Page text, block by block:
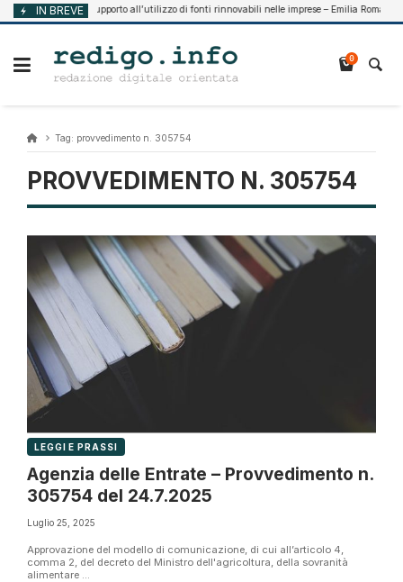
Vai
al
IN BREVE
Agosto 7, 2026 Supporto all’utilizzo di fonti rinnovabili nelle imprese – Emilia Romagna
0
Tag: provvedimento n. 305754
PROVVEDIMENTO N. 305754
LEGGI E PRASSI
Agenzia delle Entrate – Provvedimento n.
305754 del 24.7.2025
Luglio 25, 2025
Approvazione del modello di comunicazione, di cui all’articolo 4,
comma 2, del decreto del Ministro dell'agricoltura, della sovranità
alimentare ...